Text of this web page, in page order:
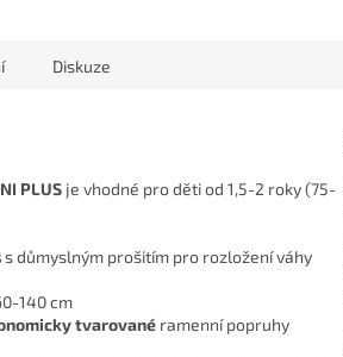
Diskuze
PLUS je vhodné pro děti od 1,5-2 roky (75-
s důmyslným prošitím pro rozložení váhy
140 cm
tvarované ramenní popruhy